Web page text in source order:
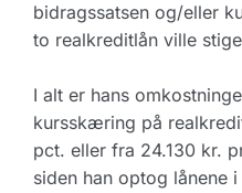
bidragssatsen og/eller
to realkreditlån ville
I alt er hans
kursskæring på
pct. eller fra 24.130 kr.
siden han optog lånene